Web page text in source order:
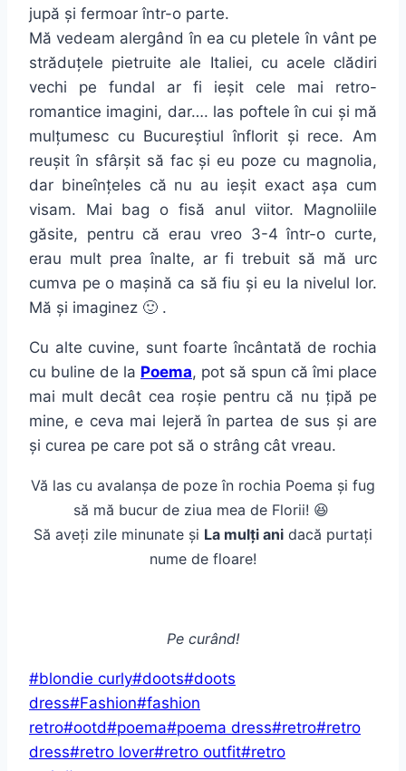
jupă și fermoar într-o parte.
Mă vedeam alergând în ea cu pletele în vânt pe
străduțele pietruite ale Italiei, cu acele clădiri
vechi pe fundal ar fi ieșit cele mai retro-
romantice imagini, dar…. las poftele în cui și mă
mulțumesc cu Bucureștiul înflorit și rece. Am
reușit în sfârșit să fac și eu poze cu magnolia,
dar bineînțeles că nu au ieșit exact așa cum
visam. Mai bag o fisă anul viitor. Magnoliile
găsite, pentru că erau vreo 3-4 într-o curte,
erau mult prea înalte, ar fi trebuit să mă urc
cumva pe o mașină ca să fiu și eu la nivelul lor.
Mă și imaginez 🙂 .
Cu alte cuvine, sunt foarte încântată de rochia
cu buline de la Poema, pot să spun că îmi place
mai mult decât cea roșie pentru că nu țipă pe
mine, e ceva mai lejeră în partea de sus și are
și curea pe care pot să o strâng cât vreau.
Vă las cu avalanșa de poze în rochia Poema și fug
să mă bucur de ziua mea de Florii! 😆
Să aveți zile minunate și La mulți ani dacă purtați
nume de floare!
Pe curând!
Post
Tags:
#blondie curly#doots#doots
dress#Fashion#fashion
retro#ootd#poema#poema dress#retro#retro
dress#retro lover#retro outfit#retro